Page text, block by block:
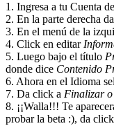
1. Ingresa a tu Cuenta
2. En la parte derecha
3. En el menú de la
4. Click en editar
5. Luego bajo el título
donde dice Contenido
6. Ahora en el Idioma
7. Da click a Finalizar
8. ¡¡Walla!!! Te
probar la beta :), da